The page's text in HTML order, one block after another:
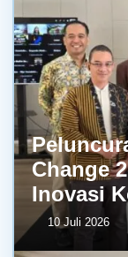
Change
Inovasi
10 Juli 2026